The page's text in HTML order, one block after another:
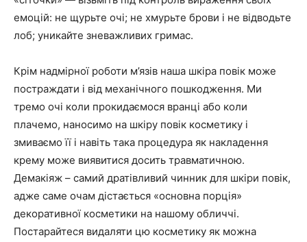
емоцій: не щурьте очі; не хмурьте брови і не відводьте
лоб; уникайте зневажливих гримас.
Крім надмірної роботи м’язів наша шкіра повік може
постраждати і від механічного пошкодження. Ми
тремо очі коли прокидаємося вранці або коли
плачемо, наносимо на шкіру повік косметику і
змиваємо її і навіть така процедура як накладення
крему може виявитися досить травматичною.
Демакіяж – самий дратівливий чинник для шкіри повік,
адже саме очам дістається «основна порція»
декоративної косметики на нашому обличчі.
Постарайтеся видаляти цю косметику як можна